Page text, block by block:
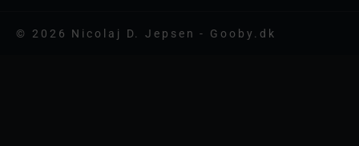
© 2026 Nicolaj D. Jepsen - Gooby.dk